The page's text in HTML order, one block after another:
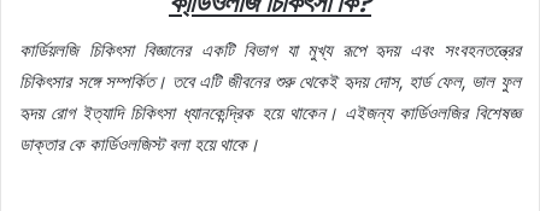
কার্ডিয়লজি চিকিৎসা বিজ্ঞানের একটি বিভাগ যা মুখ্য রূপে হৃদয় এবং সংবহনতন্ত্রের
চিকিৎসার সঙ্গে সম্পর্কিত। তবে এটি জীবনের শুরু থেকেই হৃদয় দোস, হার্ড ফেল, ভাল ফুল
হৃদয় রোগ ইত্যাদি চিকিৎসা ধ্যানকেন্দ্রিক হয়ে থাকেন। এইজন্য কার্ডিওলজির বিশেষজ্ঞ
ডাক্তার কে কার্ডিওলজিস্ট বলা হয়ে থাকে।